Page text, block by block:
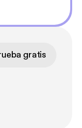
gratis